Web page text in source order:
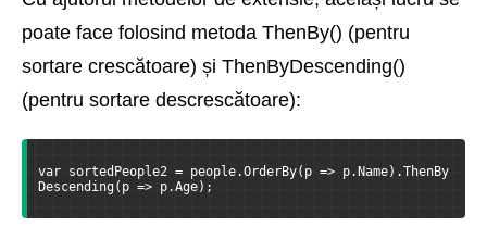
poate face folosind metoda ThenBy() (pentru
sortare crescătoare) și ThenByDescending()
(pentru sortare descrescătoare):
var sortedPeople2 = people.OrderBy(p => p.Name).ThenBy
Descending(p => p.Age);